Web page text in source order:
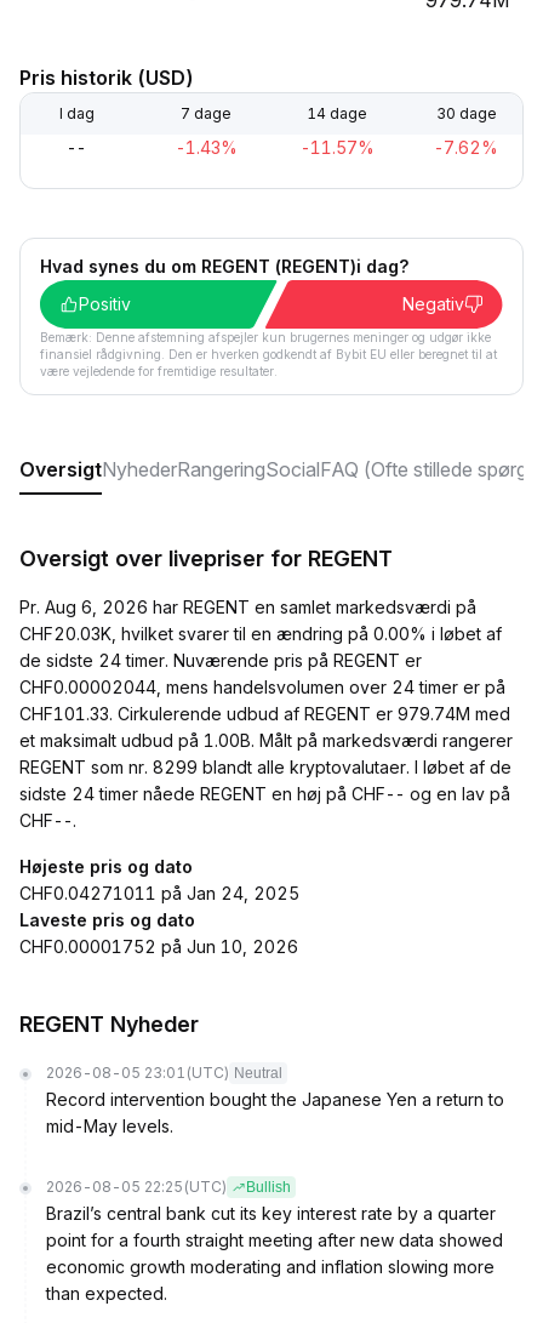
Pris historik (USD)
I dag 7 dage 14 dage 30 dage
-- -1.43% -11.57% -7.62%
Hvad synes du om REGENT (REGENT)i dag?
Positiv
Negativ
Bemærk: Denne afstemning afspejler kun brugernes meninger og udgør ikke
finansiel rådgivning. Den er hverken godkendt af Bybit EU eller beregnet til at
være vejledende for fremtidige resultater.
OversigtNyhederRangeringSocialFAQ (Ofte stillede
Oversigt over livepriser for REGENT
Pr. Aug 6, 2026 har REGENT en samlet markedsværdi på
CHF20.03K, hvilket svarer til en ændring på 0.00% i løbet af
de sidste 24 timer. Nuværende pris på REGENT er
CHF0.00002044, mens handelsvolumen over 24 timer er på
CHF101.33. Cirkulerende udbud af REGENT er 979.74M med
et maksimalt udbud på 1.00B. Målt på markedsværdi rangerer
REGENT som nr. 8299 blandt alle kryptovalutaer. I løbet af de
sidste 24 timer nåede REGENT en høj på CHF-- og en lav på
CHF--.
Højeste pris og dato
CHF0.04271011 på Jan 24, 2025
Laveste pris og dato
CHF0.00001752 på Jun 10, 2026
REGENT Nyheder
2026-08-05 23:01 (UTC) Neutral
Record intervention bought the Japanese Yen a return to
mid-May levels.
2026-08-05 22:25 (UTC) Bullish
Brazil’s central bank cut its key interest rate by a quarter
point for a fourth straight meeting after new data showed
economic growth moderating and inflation slowing more
than expected.